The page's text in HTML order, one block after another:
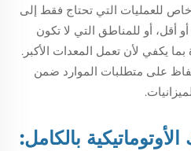
للعمليات التي تحتاج فقط إلى
شهريًا أو أقل، أو للمناطق التي لا تكون
بما يكفي لأن تعمل المعدات الأكبر.
على متطلبات الموارد ضمن
بالكامل: